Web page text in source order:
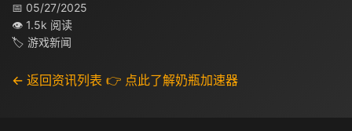
📅 05/27/2025
👁 1.5k 阅读
🏷 游戏新闻
← 返回资讯列表 👉 点此了解奶瓶加速器